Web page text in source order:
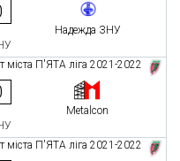
Надежда ЗНУ
міста П'ЯТА ліга 2021-2022
Metalcon
міста П'ЯТА ліга 2021-2022